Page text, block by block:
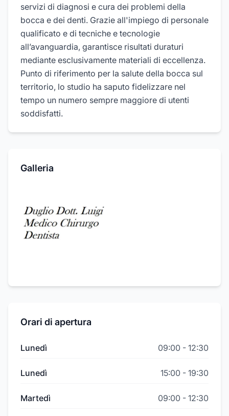
servizi di diagnosi e cura dei problemi della
bocca e dei denti. Grazie all'impiego di personale
qualificato e di tecniche e tecnologie
all’avanguardia, garantisce risultati duraturi
mediante esclusivamente materiali di eccellenza.
Punto di riferimento per la salute della bocca sul
territorio, lo studio ha saputo fidelizzare nel
tempo un numero sempre maggiore di utenti
soddisfatti.
Galleria
Orari di apertura
Lunedì 09:00 - 12:30
Lunedì 15:00 - 19:30
Martedì 09:00 - 12:30